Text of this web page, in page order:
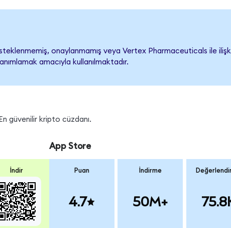
onaylanmamış veya Vertex Pharmaceuticals ile
amacıyla kullanılmaktadır.
güvenilir kripto cüzdanı.
İndir
App Store
Puan
4.7
İndirme
50M+